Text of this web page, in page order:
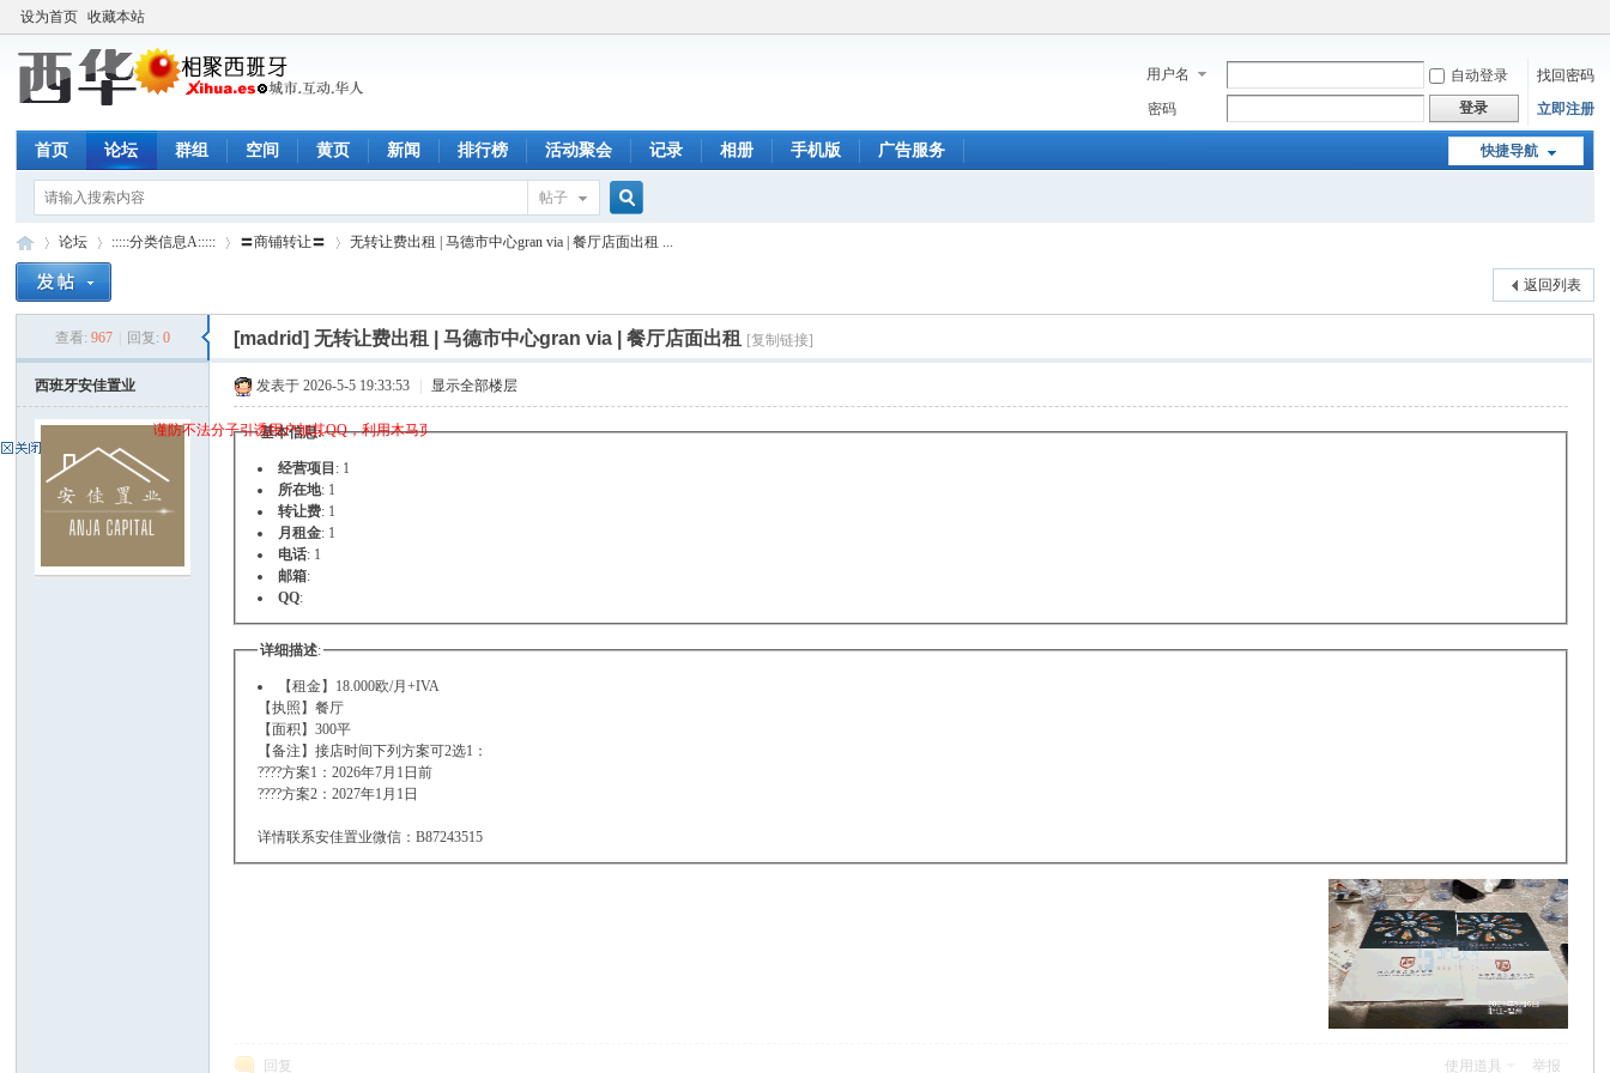
设为首页 收藏本站
用户名 自动登录
找回密码
密码
登录 立即注册
快捷导航
首页 论坛 群组 空间 黄页 新闻 排行榜 活动聚会 记录 相册 手机版 广告服务
帖子
搜
索
论坛
›
:::::分类信息A::::: 〓商铺转让〓
›
无转让费出租 | 马德市中心gran via | 餐厅店面出租 ...
返回列表
查看: 967 回复: 0 [madrid]无转让费出租 | 马德市中心gran via | 餐厅店面出租 [复制链接]
西班牙安佳置业 发表于 2026-5-5 19:33:53 显示全部楼层
基本信息:
经营项目 : 1
所在地: 1
转让费: 1
月租金: 1
电话: 1
邮箱:
QQ:
详细描述:
【租金】18.000欧/月+IVA
【执照】餐厅
【面积】300平
【备注】接店时间下列方案可2选1：
????方案1：2026年7月1日前
????方案2：2027年1月1日
详情联系安佳置业微信：B87243515
回复 使用道具 举报
谨防不法分子引诱用户加其QQ，利用木马页面(QQ空间)骗取qq密码